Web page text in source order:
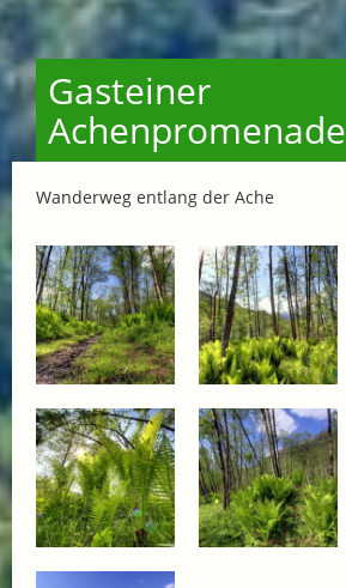
Gasteiner
Achenpromenade
Wanderweg entlang der Ache